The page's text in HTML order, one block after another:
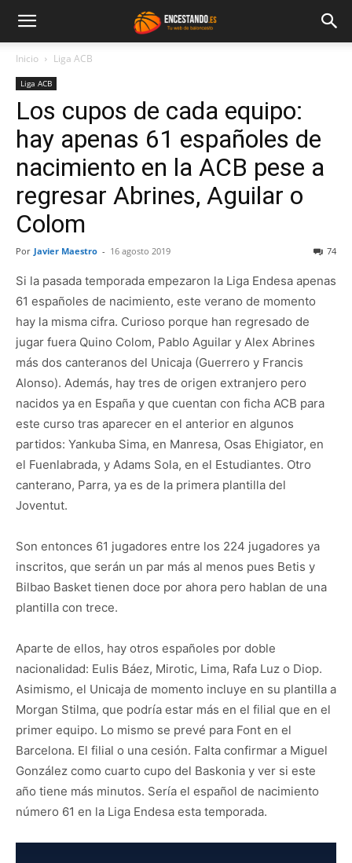
Inicio Liga ACB
Liga ACB
Los cupos de cada equipo:
hay apenas 61 españoles de
nacimiento en la ACB pese a
regresar Abrines, Aguilar o
Colom
Por Javier Maestro - 16 agosto 2019 74
Si la pasada temporada empezaron la Liga Endesa apenas
61 españoles de nacimiento, este verano de momento
hay la misma cifra. Curioso porque han regresado de
jugar fuera Quino Colom, Pablo Aguilar y Alex Abrines
más dos canteranos del Unicaja (Guerrero y Francis
Alonso). Además, hay tres de origen extranjero pero
nacidos ya en España y que cuentan con ficha ACB para
este curso tras aparecer en el anterior en algunos
partidos: Yankuba Sima, en Manresa, Osas Ehigiator, en
el Fuenlabrada, y Adams Sola, en el Estudiantes. Otro
canterano, Parra, ya es de la primera plantilla del
Joventut.
Son entonces 61 jugadores entre los 224 jugadores ya
inscritos, que serán un par más al menos pues Betis y
Bilbao Basket tienen doce por ahora pero hablan de una
plantilla con trece.
Aparte de ellos, hay otros españoles por doble
nacionalidad: Eulis Báez, Mirotic, Lima, Rafa Luz o Diop.
Asimismo, el Unicaja de momento incluye en su plantilla a
Morgan Stilma, que podría estar más en el filial que en el
primer equipo. Lo mismo se prevé para Font en el
Barcelona. El filial o una cesión. Falta confirmar a Miguel
González como cuarto cupo del Baskonia y ver si este
año tiene más minutos. Sería el español de nacimiento
número 61 en la Liga Endesa esta temporada.